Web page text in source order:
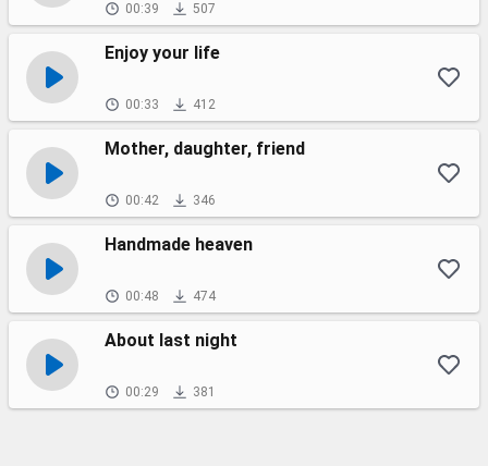
00:39 507
Enjoy your life
00:33 412
Mother, daughter, friend
00:42 346
Handmade heaven
00:48 474
About last night
00:29 381